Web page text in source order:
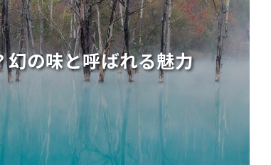
の味と呼ばれる魅力